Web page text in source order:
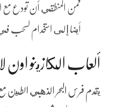
فمن المنطقي أن تودع
أيضا إلى استخدام لسحب
ألعاب الكازينو اون
يقدم فرس البحر الذهبي الطين